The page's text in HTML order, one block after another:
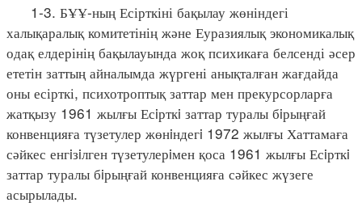
1-3. БҰҰ-ның Есірткіні бақылау жөніндегі
халықаралық комитетінің және Еуразиялық экономикалық
одақ елдерінің бақылауында жоқ психикаға белсенді әсер
ететін заттың айналымда жүргені анықталған жағдайда
оны есірткі, психотроптық заттар мен прекурсорларға
жатқызу 1961 жылғы Есiрткi заттар туралы бiрыңғай
конвенцияға түзетулер жөнiндегi 1972 жылғы Хаттамаға
сәйкес енгiзiлген түзетулерiмен қоса 1961 жылғы Есiрткi
заттар туралы бiрыңғай конвенцияға сәйкес жүзеге
асырылады.